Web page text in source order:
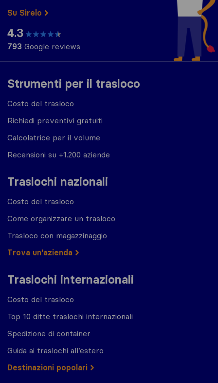
Strumenti per il trasloco
Costo del trasloco
Richiedi preventivi gratuiti
Calcolatrice per il volume
Recensioni su +1.200 aziende
Traslochi nazionali
Costo del trasloco
Come organizzare un trasloco
Trasloco con magazzinaggio
Trova un'azienda
Traslochi internazionali
Costo del trasloco
Top 10 ditte traslochi internazionali
Spedizione di container
Guida ai traslochi all’estero
Destinazioni popolari
Su Sirelo
4.3
793 Google reviews